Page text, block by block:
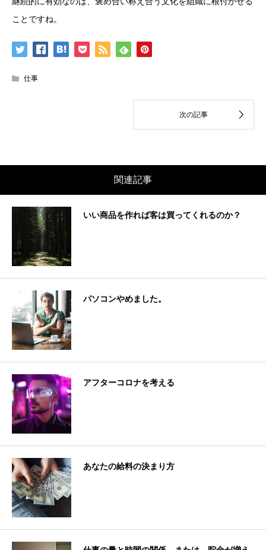
ことですね。
仕事
関連記事
いい商品を作れば客は買ってくれるのか？
パソコンやめました。
アフターコロナを考える
あなたの給料の決まり方